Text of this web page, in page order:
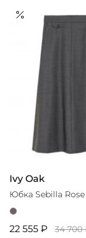
Ivy Oak
Юбка Sebilla Rose
22 555 ₽ 34 700